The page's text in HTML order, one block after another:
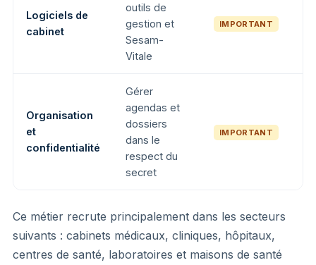
Logiciels de
cabinet
outils de
gestion et
Sesam-
Vitale
IMPORTANT
Organisation
et
confidentialité
Gérer
agendas et
dossiers
dans le
respect du
secret
IMPORTANT
Ce métier recrute principalement dans les secteurs
suivants : cabinets médicaux, cliniques, hôpitaux,
centres de santé, laboratoires et maisons de santé